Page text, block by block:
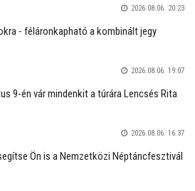
2026.08.06. 20:23
- féláronkapható a kombinált jegy
2026.08.06. 19:07
9-én vár mindenkit a túrára Lencsés Rita
2026.08.06. 16:37
Ön is a Nemzetközi Néptáncfesztivál